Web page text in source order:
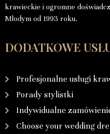
krawieckie i ogromne
Młodym od 1993 roku.
DODATKOWE
Profesjonalne usługi
Porady stylistki
Indywidualne
Choose your wedding